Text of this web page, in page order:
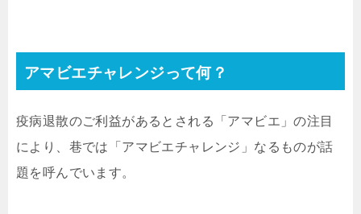
アマビエチャレンジって何？
疫病退散のご利益があるとされる「アマビエ」の注目
により、巷では「アマビエチャレンジ」なるものが話
題を呼んでいます。